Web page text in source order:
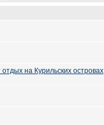
на Курильских островах